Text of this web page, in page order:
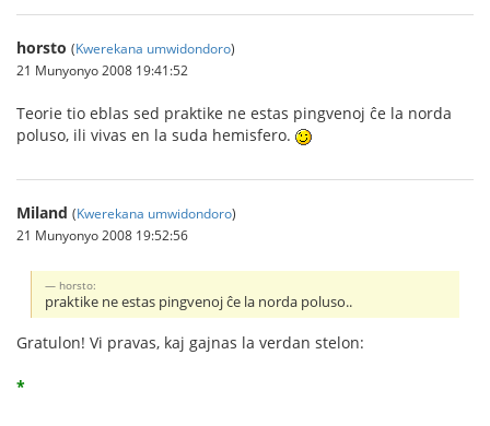
horsto (Kwerekana umwidondoro)
21 Munyonyo 2008 19:41:52
Teorie tio eblas sed praktike ne estas pingvenoj ĉe la norda
poluso, ili vivas en la suda hemisfero.
Miland (Kwerekana umwidondoro)
21 Munyonyo 2008 19:52:56
horsto:
praktike ne estas pingvenoj ĉe la norda poluso..
Gratulon! Vi pravas, kaj gajnas la verdan stelon:
*